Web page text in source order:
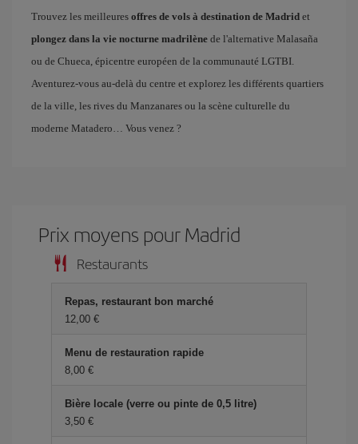
Trouvez les meilleures offres de vols à destination de Madrid et
plongez dans la vie nocturne madrilène de l'alternative Malasaña
ou de Chueca, épicentre européen de la communauté LGTBI.
Aventurez-vous au-delà du centre et explorez les différents quartiers
de la ville, les rives du Manzanares ou la scène culturelle du
moderne Matadero… Vous venez ?
Prix ​​moyens pour Madrid
Restaurants
Repas, restaurant bon marché
12,00 €
Menu de restauration rapide
8,00 €
Bière locale (verre ou pinte de 0,5 litre)
3,50 €